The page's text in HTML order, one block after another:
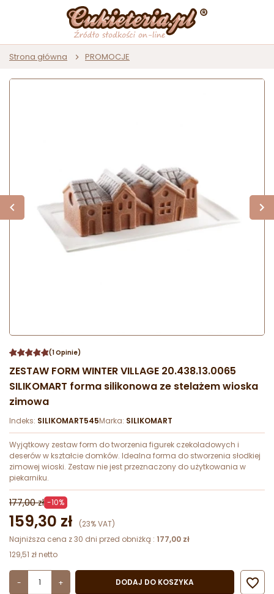
Strona główna PROMOCJE
(1 Opinie)
ZESTAW FORM WINTER VILLAGE 20.438.13.0065
SILIKOMART forma silikonowa ze stelażem wioska
zimowa
Indeks: SILIKOMART545Marka: SILIKOMART
Wyjątkowy zestaw form do tworzenia figurek czekoladowych i
deserów w kształcie domków. Idealna forma do stworzenia słodkiej
zimowej wioski. Zestaw nie jest przeznaczony do użytkowania w
piekarniku.
177,00 zł -10%
159,30 zł
(23% VAT)
Najniższa cena z 30 dni przed obniżką : 177,00 zł
129,51 zł netto
- + DODAJ DO KOSZYKA 